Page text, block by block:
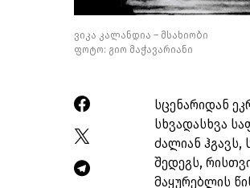
ვიკა კალანდია – მსახიობი
ფოტო: გიო მაჭავარიანი
სცენარიდან
სხვადასხვა
ძალიან
შედეგს,
მაყურებლის